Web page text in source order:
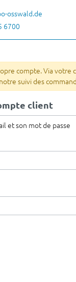
osswald.de
6700
compte. Via
suivi des
client
et son mot de passe